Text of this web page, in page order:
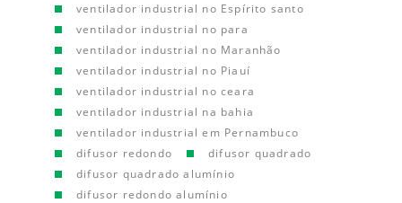
ventilador industrial no Espírito santo
ventilador industrial no para
ventilador industrial no Maranhão
ventilador industrial no Piauí
ventilador industrial no ceara
ventilador industrial na bahia
ventilador industrial em Pernambuco
difusor redondo
difusor quadrado
difusor quadrado alumínio
difusor redondo alumínio